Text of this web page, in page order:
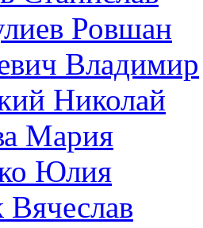
Ровшан
Владимир
Николай
Мария
Юлия